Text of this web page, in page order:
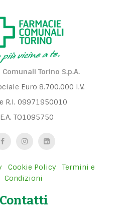
Torino S.p.A.
Euro 8.700.000 I.V.
e R.I. 09971950010
TO1095750
Cookie Policy
Termini e
Condizioni
Contatti